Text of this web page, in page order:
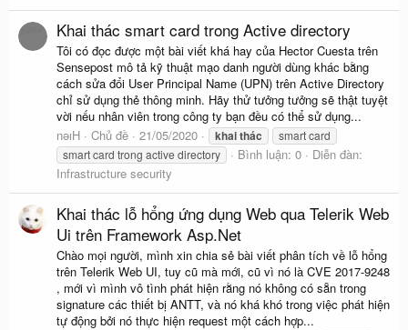
Khai thác smart card trong Active directory
Tôi có đọc được một bài viết khá hay của Hector Cuesta trên
Sensepost mô tả kỹ thuật mạo danh người dùng khác bằng
cách sửa đổi User Principal Name (UPN) trên Active Directory
chỉ sử dụng thẻ thông minh. Hãy thử tưởng tưởng sẽ thật tuyệt
vời nếu nhân viên trong công ty bạn đều có thể sử dụng...
nǝıH
Chủ đề 21/05/2020 khaithác
smart card
smart card trong active directory
Bình luận: 0
Diễn đàn:
Infrastructure security
Khai thác lỗ hổng ứng dụng Web qua Telerik Web
Ui trên Framework Asp.Net
Chào mọi người, mình xin chia sẻ bài viết phân tích về lỗ hổng
trên Telerik Web UI, tuy cũ mà mới, cũ vì nó là CVE 2017-9248
, mới vì mình vô tình phát hiện rằng nó không có sẵn trong
signature các thiết bị ANTT, và nó khá khó trong việc phát hiện
tự động bởi nó thực hiện request một cách hợp...